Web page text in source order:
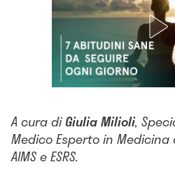
A cura diGiuliaMilioli,
Medico Esperto in
AIMS e ESRS.